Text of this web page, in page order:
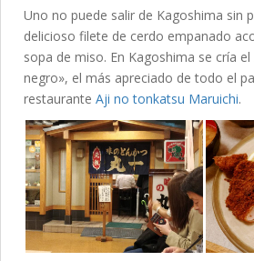
Uno no puede salir de Kagoshima sin
delicioso filete de cerdo empanado
sopa de miso. En Kagoshima se cría el
negro», el más apreciado de todo el
restaurante Aji no tonkatsu Maruichi.